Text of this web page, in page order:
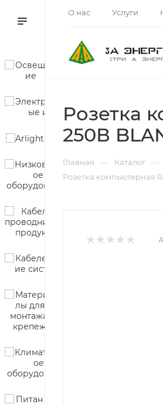
О нас Услуги
Розетка
250В
Главная — Каталог —
Розетка компьютерная